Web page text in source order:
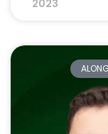
2023